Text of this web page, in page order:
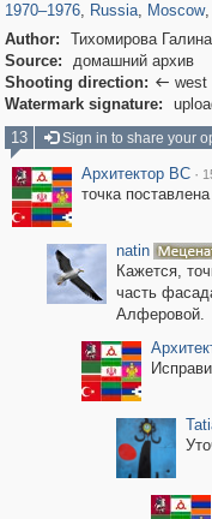
1970–1976, Russia, Moscow,
Author:
Тихомирова
Source:
домашний архив
Shooting direction:  west
Watermark signature:
13
Sign in to share your
Архитектор ВС ·
точка поставлена
natin
Кажется,
часть
Алферовой.